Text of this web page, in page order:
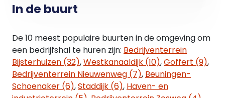
- Brandpreventiemiddelen;
Vloerbelasting:
Circa 2.500 kg per m² in de bedrijfsruimte en circa
400 kg per m² in de kantoorruimte.
Locatie:
In de buurt
De 10 meest populaire buurten in de omgeving om
een bedrijfshal te huren zijn: Bedrijventerrein
Bijsterhuizen (32),Westkanaaldijk (10),Goffert (9),
Bedrijventerrein Nieuwenweg (7), Beuningen-
Schoenaker (6),Staddijk (6), Haven- en